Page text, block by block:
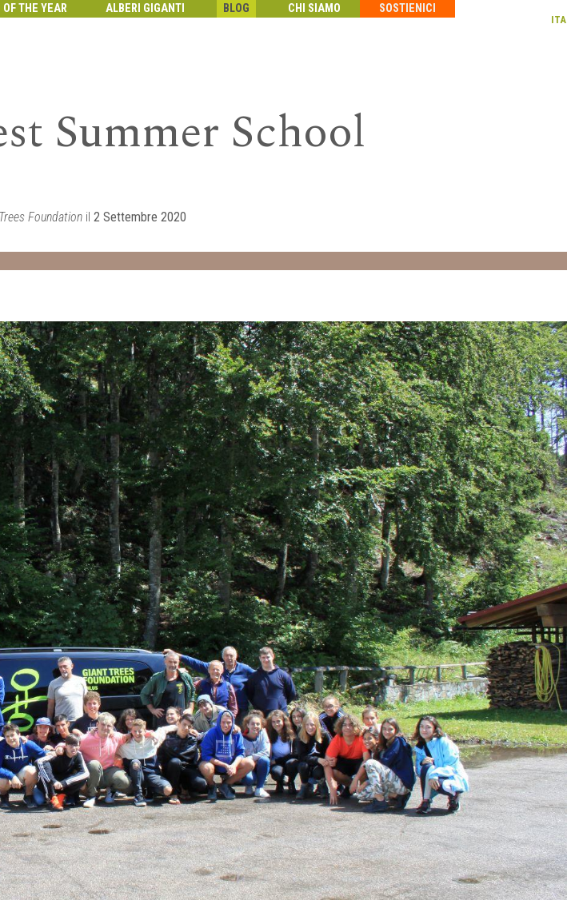
ITA
OF THE YEAR ALBERI GIGANTI BLOG CHI SIAMO SOSTIENICI
Summer School
Foundation il 2 Settembre 2020